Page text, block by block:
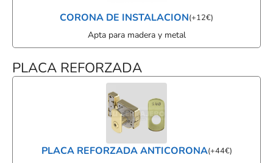
CORONA DE INSTALACION(+12€)
Apta para madera y metal
PLACA REFORZADA
PLACA REFORZADA ANTICORONA(+44€)